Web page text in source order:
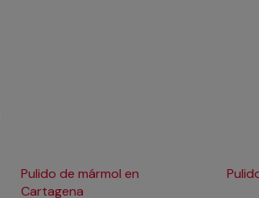
Pulido de mármol en
Cartagena